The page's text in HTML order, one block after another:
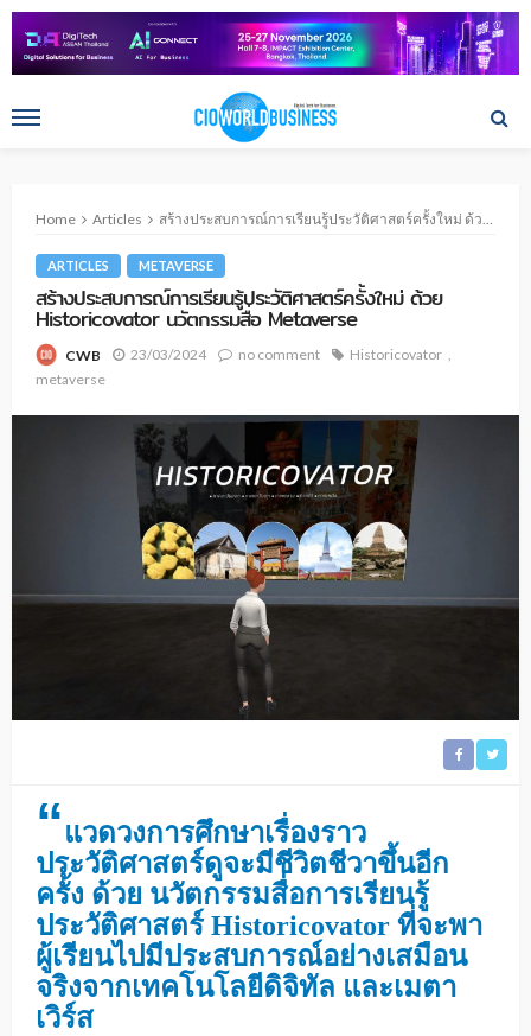
Home Articles สร้างประสบการณ์การเรียนรู้ประวัติศาสตร์ครั้งใหม่ ด้วย Historicovator นวัตกรรมสื่อ Metaverse
ARTICLES METAVERSE
สร้างประสบการณ์การเรียนรู้ประวัติศาสตร์ครั้งใหม่ ด้วย
Historicovator นวัตกรรมสื่อ Metaverse
CWB 23/03/2024 no comment
Historicovator
metaverse
“แวดวงการศึกษาเรื่องราว
ประวัติศาสตร์ดูจะมีชีวิตชีวาขึ้นอีก
ครั้ง ด้วย นวัตกรรมสื่อการเรียนรู้
ประวัติศาสตร์ Historicovator ที่จะพา
ผู้เรียนไปมีประสบการณ์อย่างเสมือน
จริงจากเทคโนโลยีดิจิทัล และเมตา
เวิร์ส